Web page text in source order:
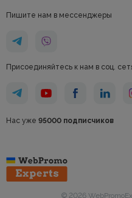
Пишите нам в мессенджеры
Присоединяйтесь к нам в соц.
Нас уже 95000 подписчиков
© 2026